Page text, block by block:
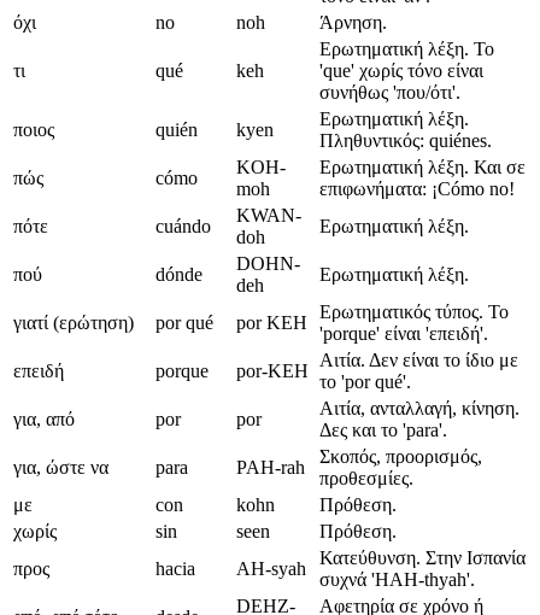
όχι
no noh Άρνηση.
τι qué keh
Ερωτηματική λέξη. Το
'que' χωρίς τόνο είναι
συνήθως 'που/ότι'.
ποιος
quién kyen
Ερωτηματική λέξη.
Πληθυντικός: quiénes.
πώς
cómo
KOH-
moh
Ερωτηματική λέξη. Και σε
επιφωνήματα: ¡Cómo no!
πότε
cuándo
KWAN-
doh
Ερωτηματική λέξη.
πού dónde
DOHN-
deh
Ερωτηματική λέξη.
γιατί (ερώτηση) por qué por KEH
Ερωτηματικός τύπος. Το
'porque' είναι 'επειδή'.
επειδή
porque por-KEH
Αιτία. Δεν είναι το ίδιο με
το 'por qué'.
για, από
por por
Αιτία, ανταλλαγή, κίνηση.
Δες και το 'para'.
για, ώστε να
para PAH-rah
Σκοπός, προορισμός,
προθεσμίες.
με
con kohn
Πρόθεση.
χωρίς
sin seen
Πρόθεση.
προς
hacia AH-syah
Κατεύθυνση. Στην Ισπανία
συχνά 'HAH-thyah'.
DEHZ- Αφετηρία σε χρόνο ή